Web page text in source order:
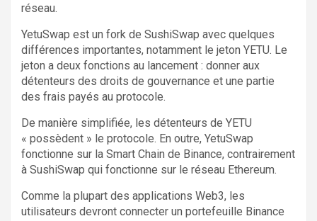
réseau.
YetuSwap est un fork de SushiSwap avec quelques
différences importantes, notamment le jeton YETU. Le
jeton a deux fonctions au lancement : donner aux
détenteurs des droits de gouvernance et une partie
des frais payés au protocole.
De manière simplifiée, les détenteurs de YETU
« possèdent » le protocole. En outre, YetuSwap
fonctionne sur la Smart Chain de Binance, contrairement
à SushiSwap qui fonctionne sur le réseau Ethereum.
Comme la plupart des applications Web3, les
utilisateurs devront connecter un portefeuille Binance